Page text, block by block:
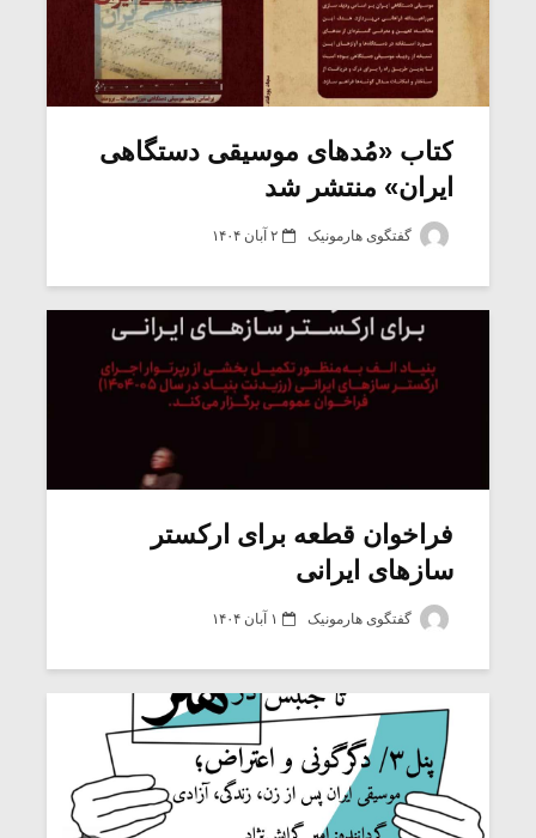
کتاب «مُدهای موسیقی دستگاهی
ایران» منتشر شد
گفتگوی هارمونیک ۲ آبان ۱۴۰۴
فراخوان قطعه برای ارکستر
سازهای ایرانی
گفتگوی هارمونیک ۱ آبان ۱۴۰۴
یادداشتی بر موسیقی
متن فیلم «متری
شیش و نیم»
اگر نمی توانی
مشهورترین باشی،
بدنام ترین باش